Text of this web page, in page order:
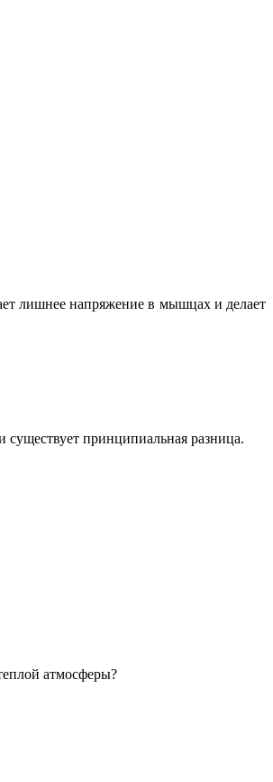
лишнее напряжение в мышцах и делает
принципиальная разница.
атмосферы?